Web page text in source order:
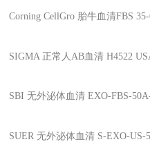
Corning CellGro 胎牛血清FBS
SIGMA 正常人AB血清 H4522
SBI 无外泌体血清 EXO-FBS-
SUER 无外泌体血清 S-EXO-US-